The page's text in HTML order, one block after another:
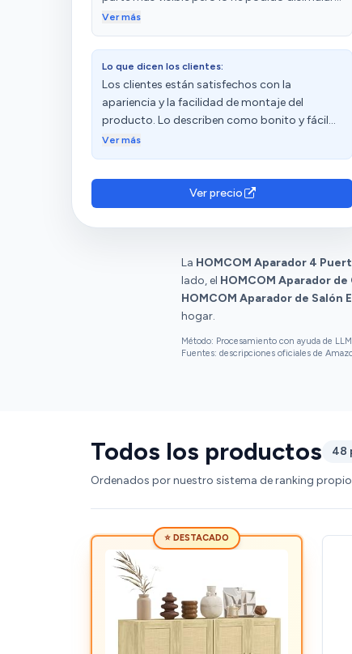
con un poco de masilla de madera. No podía
Ver más
Lo que dicen los clientes:
Los clientes están satisfechos con la
apariencia y la facilidad de montaje del
producto. Lo describen como bonito y fácil
de montar. Destacan su resistencia, ya que
relación calidad-precio. Sin embargo, hay
opiniones diversas sobre la calidad y la
funcionalidad del producto.
Ver más
Ver precio
La HOMCOM Aparador 4
lado, el HOMCOM Aparador
HOMCOM Aparador de Salón
hogar.
Método: Procesamiento con ayuda de
Fuentes: descripciones oficiales de
Todos los productos 48
Ordenados por nuestro sistema de ranking propio
⭐ DESTACADO